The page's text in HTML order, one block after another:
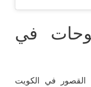
في
في الكويت